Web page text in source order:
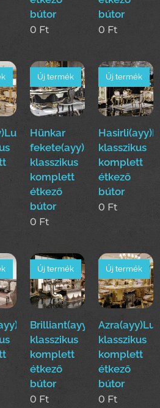
bútor
0 Ft
bútor
0 Ft
Hünkar
fekete(ayy)Luxus
klasszikus
komplett
étkező
bútor
Új termék
0 Ft
klasszikus
komplett
étkező
bútor
Új termék
0 Ft
Brilliant(ayy)Luxus
klasszikus
komplett
étkező
bútor
Új termék
0 Ft
klasszikus
komplett
étkező
bútor
Új termék
0 Ft